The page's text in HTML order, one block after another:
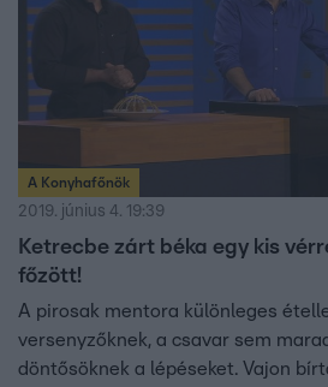
A Konyhafőnök
2019. június 4. 19:39
Ketrecbe zárt béka egy kis
főzött!
A pirosak mentora különleges
versenyzőknek, a csavar sem
döntősöknek a lépéseket. Vajon